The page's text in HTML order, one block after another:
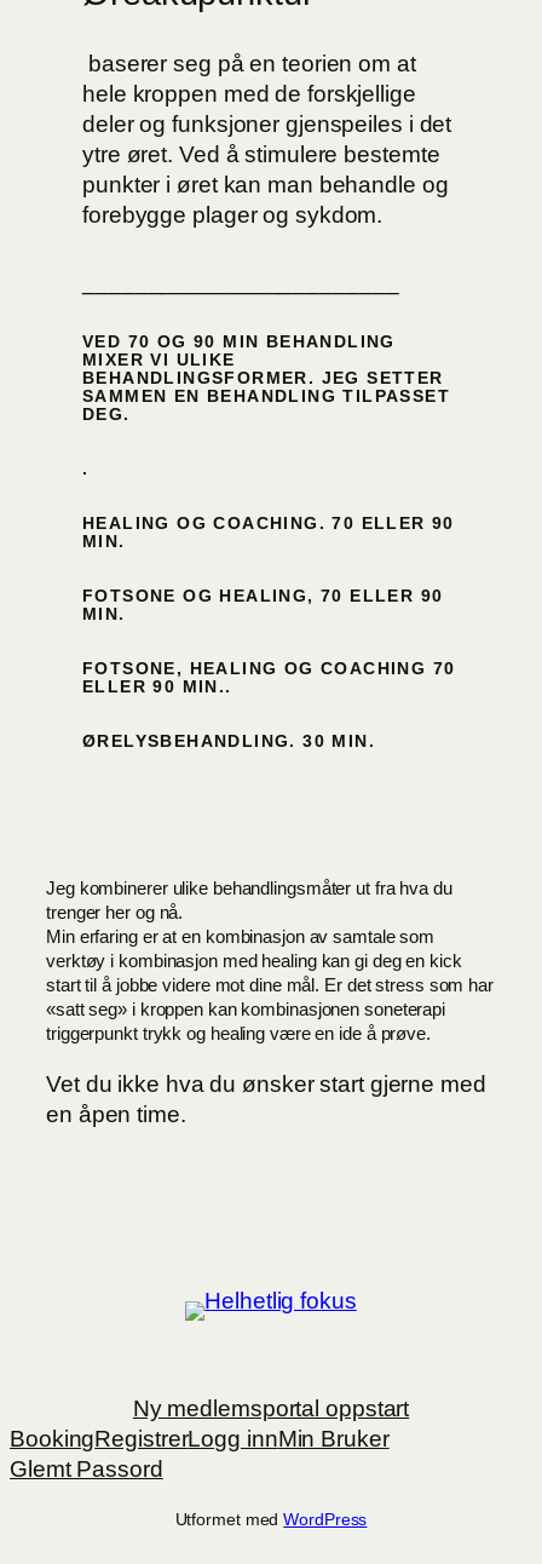
baserer seg på en teorien om at
hele kroppen med de forskjellige
deler og funksjoner gjenspeiles i det
ytre øret. Ved å stimulere bestemte
punkter i øret kan man behandle og
forebygge plager og sykdom.
VED 70 OG 90 MIN BEHANDLING
MIXER VI ULIKE
BEHANDLINGSFORMER. JEG SETTER
SAMMEN EN BEHANDLING TILPASSET
DEG.
.
HEALING OG COACHING. 70 ELLER 90
MIN.
FOTSONE OG HEALING, 70 ELLER 90
MIN.
FOTSONE, HEALING OG COACHING 70
ELLER 90 MIN..
ØRELYSBEHANDLING. 30 MIN.
Jeg kombinerer ulike behandlingsmåter ut fra hva du
trenger her og nå.
Min erfaring er at en kombinasjon av samtale som
verktøy i kombinasjon med healing kan gi deg en kick
start til å jobbe videre mot dine mål. Er det stress som har
«satt seg» i kroppen kan kombinasjonen soneterapi
triggerpunkt trykk og healing være en ide å prøve.
Vet du ikke hva du ønsker start gjerne med
en åpen time.
Ny medlemsportal oppstart
BookingRegistrerLogg innMin Bruker
Glemt Passord
Utformet medWordPress